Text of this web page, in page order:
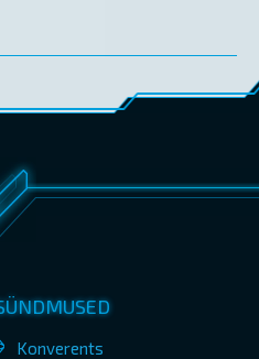
Konverents